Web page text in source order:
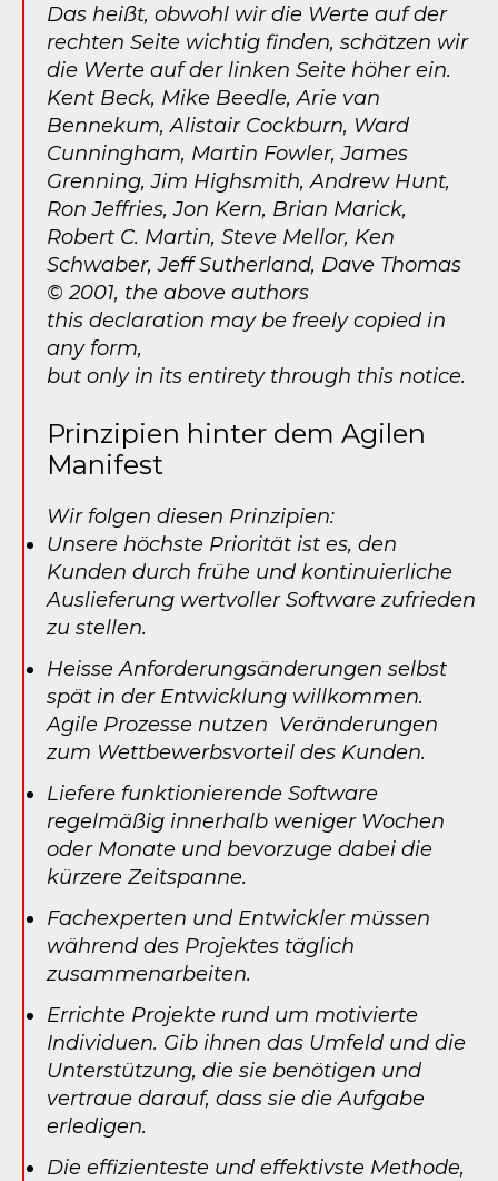
Das heißt, obwohl wir die Werte auf der
rechten Seite wichtig finden, schätzen wir
die Werte auf der linken Seite höher ein.
Kent Beck, Mike Beedle, Arie van
Bennekum, Alistair Cockburn, Ward
Cunningham, Martin Fowler, James
Grenning, Jim Highsmith, Andrew Hunt,
Ron Jeffries, Jon Kern, Brian Marick,
Robert C. Martin, Steve Mellor, Ken
Schwaber, Jeff Sutherland, Dave Thomas
© 2001, the above authors
this declaration may be freely copied in
any form,
but only in its entirety through this notice.
Prinzipien hinter dem Agilen
Manifest
Wir folgen diesen Prinzipien:
Unsere höchste Priorität ist es, den
Kunden durch frühe und kontinuierliche
Auslieferung wertvoller Software zufrieden
zu stellen.
Heisse Anforderungsänderungen selbst
spät in der Entwicklung willkommen.
Agile Prozesse nutzen Veränderungen
zum Wettbewerbsvorteil des Kunden.
Liefere funktionierende Software
regelmäßig innerhalb weniger Wochen
oder Monate und bevorzuge dabei die
kürzere Zeitspanne.
Fachexperten und Entwickler müssen
während des Projektes täglich
zusammenarbeiten.
Errichte Projekte rund um motivierte
Individuen. Gib ihnen das Umfeld und die
Unterstützung, die sie benötigen und
vertraue darauf, dass sie die Aufgabe
erledigen.
Die effizienteste und effektivste Methode,